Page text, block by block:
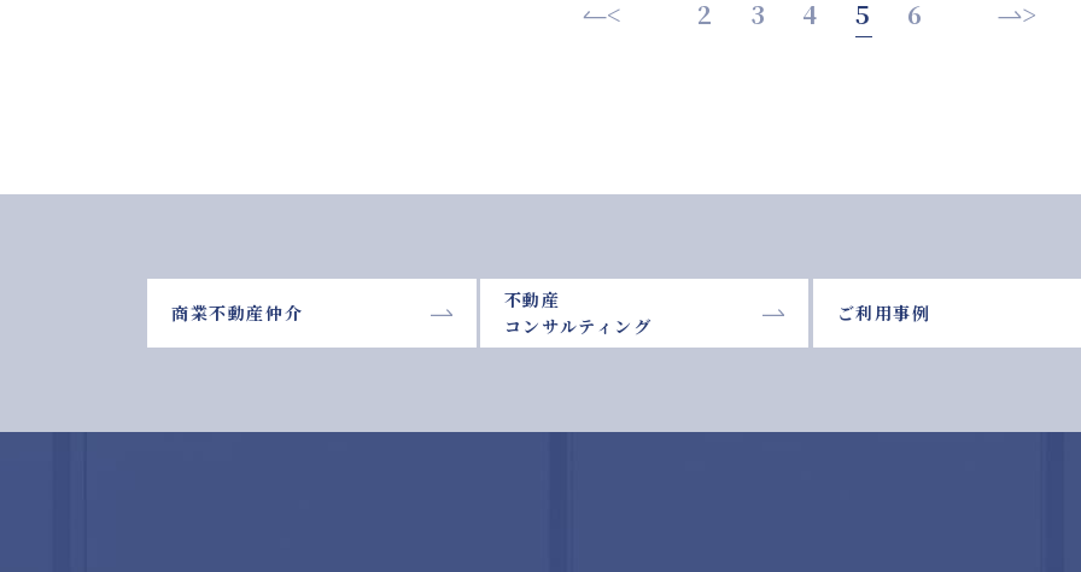
< 2 3 4 5 6 >
商業不動産仲介
不動産
コンサルティング
ご利用事例